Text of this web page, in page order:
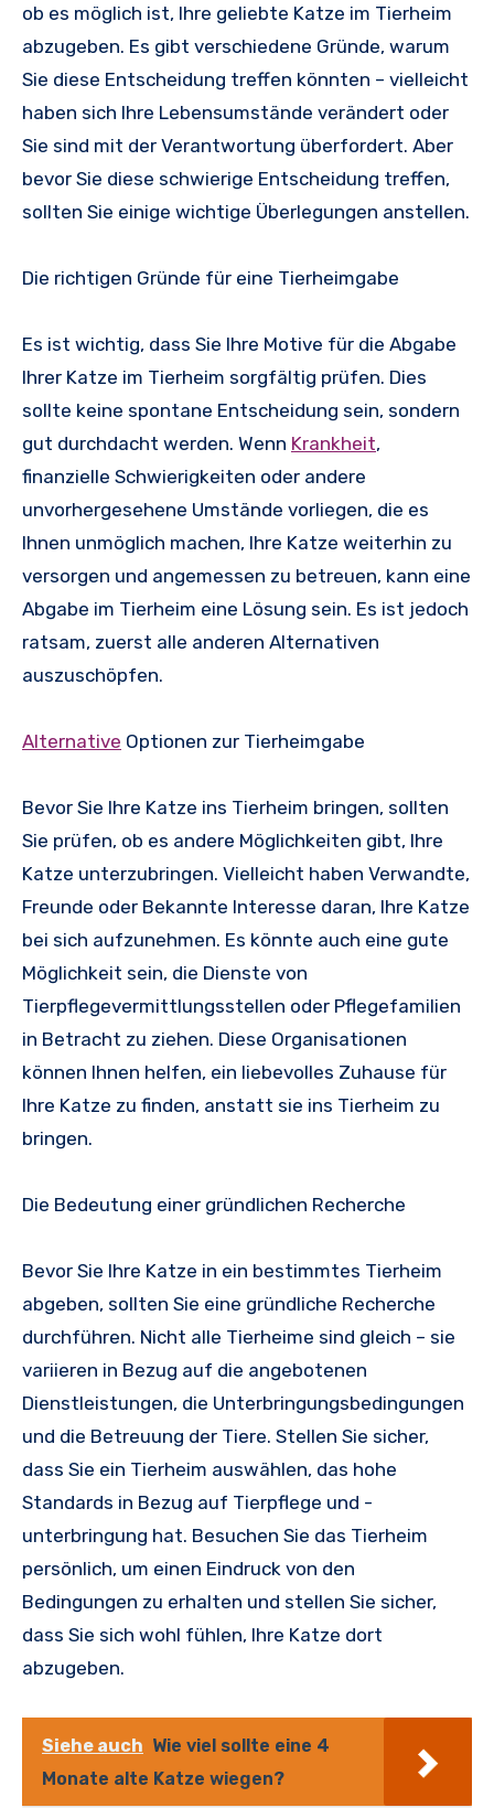
ob es möglich ist, Ihre geliebte Katze im Tierheim
abzugeben. Es gibt verschiedene Gründe, warum
Sie diese Entscheidung treffen könnten – vielleicht
haben sich Ihre Lebensumstände verändert oder
Sie sind mit der Verantwortung überfordert. Aber
bevor Sie diese schwierige Entscheidung treffen,
sollten Sie einige wichtige Überlegungen anstellen.
Die richtigen Gründe für eine Tierheimgabe
Es ist wichtig, dass Sie Ihre Motive für die Abgabe
Ihrer Katze im Tierheim sorgfältig prüfen. Dies
sollte keine spontane Entscheidung sein, sondern
gut durchdacht werden. Wenn Krankheit,
finanzielle Schwierigkeiten oder andere
unvorhergesehene Umstände vorliegen, die es
Ihnen unmöglich machen, Ihre Katze weiterhin zu
versorgen und angemessen zu betreuen, kann eine
Abgabe im Tierheim eine Lösung sein. Es ist jedoch
ratsam, zuerst alle anderen Alternativen
auszuschöpfen.
Alternative Optionen zur Tierheimgabe
Bevor Sie Ihre Katze ins Tierheim bringen, sollten
Sie prüfen, ob es andere Möglichkeiten gibt, Ihre
Katze unterzubringen. Vielleicht haben Verwandte,
Freunde oder Bekannte Interesse daran, Ihre Katze
bei sich aufzunehmen. Es könnte auch eine gute
Möglichkeit sein, die Dienste von
Tierpflegevermittlungsstellen oder Pflegefamilien
in Betracht zu ziehen. Diese Organisationen
können Ihnen helfen, ein liebevolles Zuhause für
Ihre Katze zu finden, anstatt sie ins Tierheim zu
bringen.
Die Bedeutung einer gründlichen Recherche
Bevor Sie Ihre Katze in ein bestimmtes Tierheim
abgeben, sollten Sie eine gründliche Recherche
durchführen. Nicht alle Tierheime sind gleich – sie
variieren in Bezug auf die angebotenen
Dienstleistungen, die Unterbringungsbedingungen
und die Betreuung der Tiere. Stellen Sie sicher,
dass Sie ein Tierheim auswählen, das hohe
Standards in Bezug auf Tierpflege und -
unterbringung hat. Besuchen Sie das Tierheim
persönlich, um einen Eindruck von den
Bedingungen zu erhalten und stellen Sie sicher,
dass Sie sich wohl fühlen, Ihre Katze dort
abzugeben.
Siehe auch Wie viel sollte eine 4
Monate alte Katze wiegen?